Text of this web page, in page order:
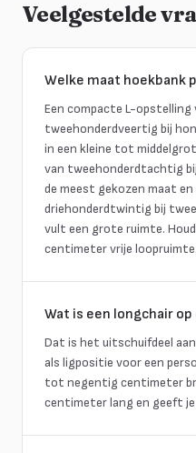
Veelgestelde
Welke maat hoekbank
Een compacte L-opstelling
tweehonderdveertig bij
in een kleine tot
van tweehonderdtachtig
de meest gekozen maat en
driehonderdtwintig bij
vult een grote ruimte.
centimeter vrije loopruimte.
Wat is een longchair
Dat is het uitschuifdeel
als ligpositie voor een
tot negentig centimeter
centimeter lang en geeft